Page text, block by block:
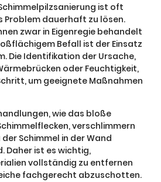
ist oft
Problem dauerhaft zu lösen.
zwar in Eigenregie behandelt
Befall ist der Einsatz
Die Identifikation der Ursache,
oder Feuchtigkeit,
um geeignete Maßnahmen
wie das bloße
verschlimmern
Schimmel in der Wand
Daher ist es wichtig,
vollständig zu entfernen
fachgerecht abzuschotten.